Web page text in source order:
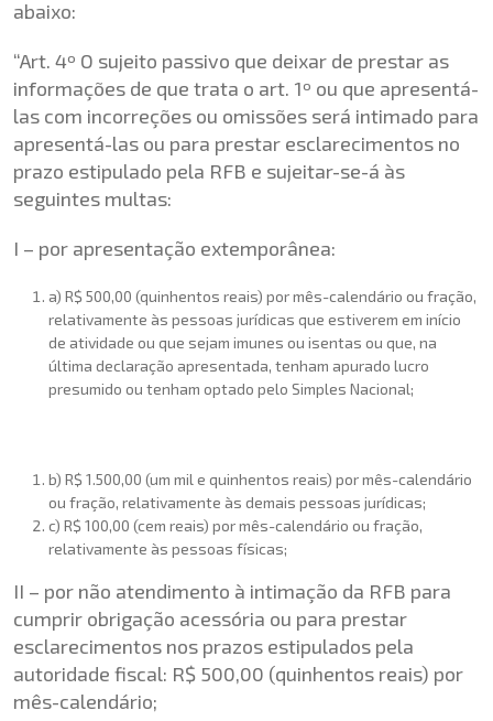
abaixo:
“Art. 4º O sujeito passivo que deixar de prestar as
informações de que trata o art. 1º ou que apresentá-
las com incorreções ou omissões será intimado para
apresentá-las ou para prestar esclarecimentos no
prazo estipulado pela RFB e sujeitar-se-á às
seguintes multas:
I – por apresentação extemporânea:
a) R$ 500,00 (quinhentos reais) por mês-calendário ou fração,
relativamente às pessoas jurídicas que estiverem em início
de atividade ou que sejam imunes ou isentas ou que, na
última declaração apresentada, tenham apurado lucro
presumido ou tenham optado pelo Simples Nacional;
b) R$ 1.500,00 (um mil e quinhentos reais) por mês-calendário
ou fração, relativamente às demais pessoas jurídicas;
c) R$ 100,00 (cem reais) por mês-calendário ou fração,
relativamente às pessoas físicas;
II – por não atendimento à intimação da RFB para
cumprir obrigação acessória ou para prestar
esclarecimentos nos prazos estipulados pela
autoridade fiscal: R$ 500,00 (quinhentos reais) por
mês-calendário;